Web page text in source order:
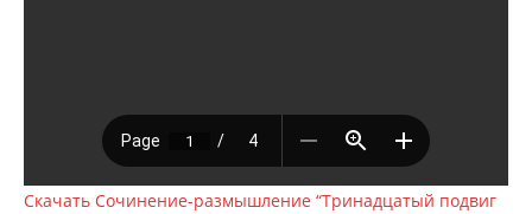
Скачать Сочинение-размышление “Тринадцатый подвиг